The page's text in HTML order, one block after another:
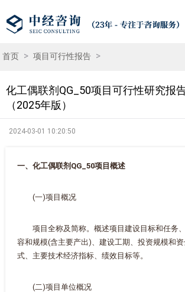
首页 > 项目可行性报告 >
化工偶联剂QG_50项目可行性研究报
（2025年版）
2024-03-01 10:20:50
一、化工偶联剂QG_50项目概述
(一)项目概况
项目全称及简称。概述项目建设目标和任务
容和规模(含主要产出)、建设工期、投资规模和
式、主要技术经济指标、绩效目标等。
(二)项目单位概况